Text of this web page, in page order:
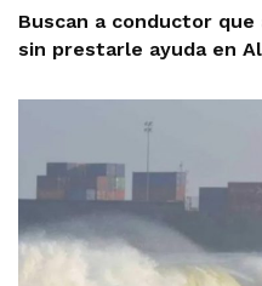
Buscan a conductor
sin prestarle ayuda en